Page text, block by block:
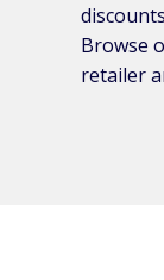
Browse
retailer